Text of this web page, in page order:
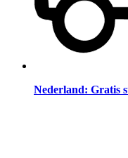
Nederland: Gratis